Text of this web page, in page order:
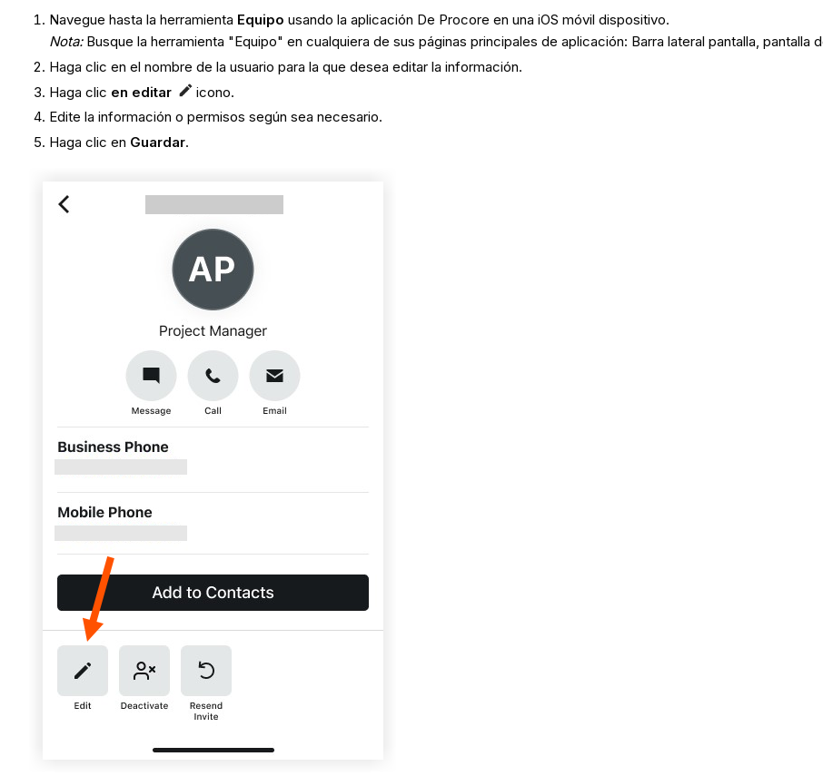
Navegue hasta la herramienta Equipousando la aplicación De Procore en una iOS móvil dispositivo.
Nota:Busque la herramienta "Equipo" en cualquiera de sus páginas principales de aplicación: Barra lateral pantalla, pantalla
Haga clic en el nombre de la usuario para la que desea editar la información.
Haga clic en editar
icono.
Edite la información o permisos según sea necesario.
Haga clic en Guardar.